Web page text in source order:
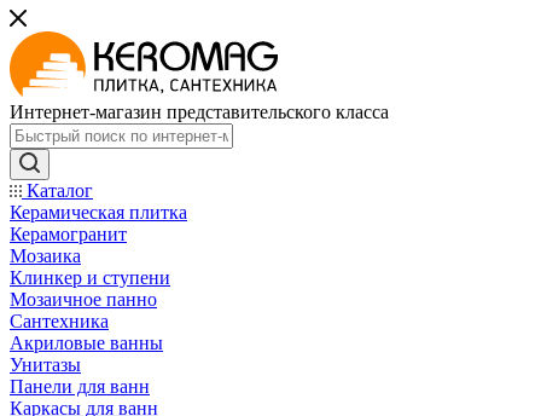
Интернет-магазин представительского класса
Каталог
Керамическая плитка
Керамогранит
Мозаика
Клинкер и ступени
Мозаичное панно
Сантехника
Акриловые ванны
Унитазы
Панели для ванн
Каркасы для ванн